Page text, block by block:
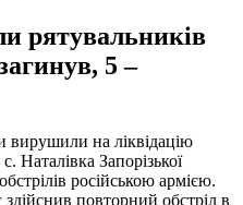
рятувальників
5 –
вирушили на ліквідацію
Наталівка Запорізької
російською армією.
здійснив повторний обстріл в